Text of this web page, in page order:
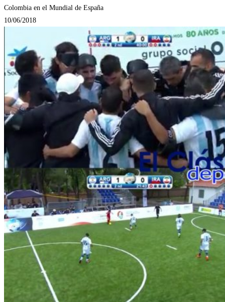
Colombia en el Mundial de España
10/06/2018